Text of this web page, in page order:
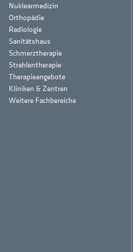
Nuklearmedizin
Orthopädie
Radiologie
Sanitätshaus
Schmerztherapie
Strahlentherapie
Therapieangebote
Kliniken & Zentren
Weitere Fachbereiche